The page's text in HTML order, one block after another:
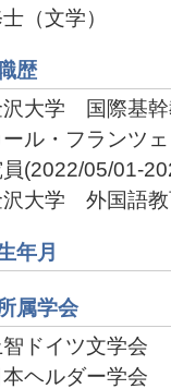
（文学）
歴
沢大学 国際基幹
ール・フランツ
員(2022/05/01-
沢大学 外国語
年月
属学会
智ドイツ文学会
本ヘルダー学会